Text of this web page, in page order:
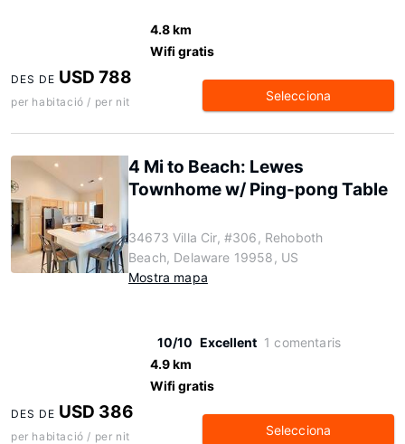
4.8 km
Wifi gratis
DES DE USD 788
per habitació / per nit Selecciona
4 Mi to Beach: Lewes
Townhome w/ Ping-pong Table
34673 Villa Cir, #306, Rehoboth
Beach, Delaware 19958, US
Mostra mapa
10/10 Excellent 1 comentaris
4.9 km
Wifi gratis
DES DE USD 386
per habitació / per nit Selecciona